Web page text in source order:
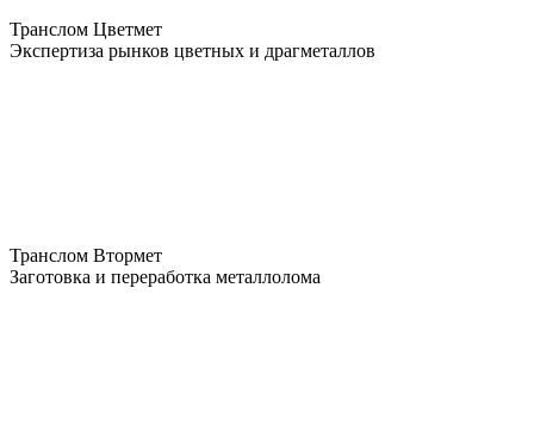
Транслом Цветмет
Экспертиза рынков цветных и драгметаллов
Транслом Втормет
Заготовка и переработка металлолома